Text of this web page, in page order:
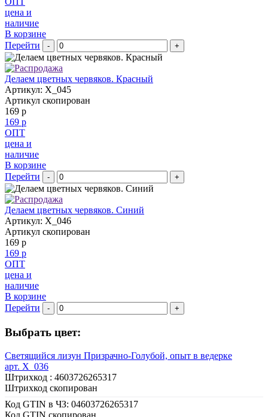
цена и
наличие
В корзине
Перейти
- +
Делаем цветных червяков. Красный
Артикул: X_045
Артикул скопирован
169 р
169 р
ОПТ
цена и
наличие
В корзине
Перейти
- +
Делаем цветных червяков. Синий
Артикул: X_046
Артикул скопирован
169 р
169 р
ОПТ
цена и
наличие
В корзине
Перейти
- +
Выбрать цвет:
Светящийся лизун Призрачно-Голубой, опыт в ведерке
арт. X_036
Штрихкод : 4603726265317
Штрихкод скопирован
Код GTIN в ЧЗ: 04603726265317
Код GTIN скопирован